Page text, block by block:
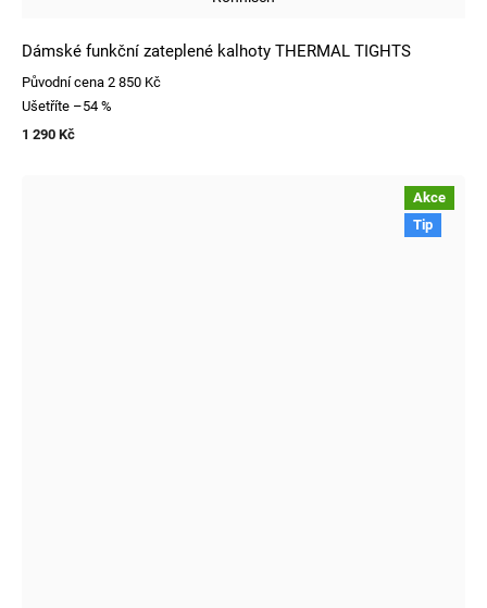
Dámské funkční zateplené kalhoty THERMAL TIGHTS
Původní cena 2 850 Kč
Ušetříte –54 %
1 290 Kč
Akce
Tip